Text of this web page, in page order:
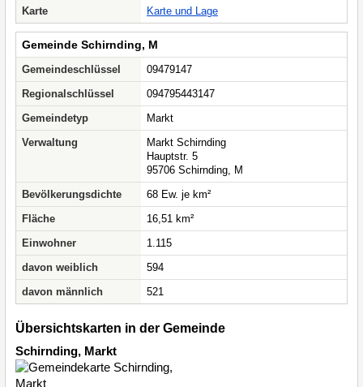
Karte
Karte und Lage
Gemeinde Schirnding, M
Gemeindeschlüssel
09479147
Regionalschlüssel
094795443147
Gemeindetyp
Markt
Verwaltung
Markt Schirnding
Hauptstr. 5
95706 Schirnding, M
Bevölkerungsdichte
68 Ew. je km²
Fläche
16,51 km²
Einwohner
1.115
davon weiblich
594
davon männlich
521
Übersichtskarten in der Gemeinde
Schirnding, Markt